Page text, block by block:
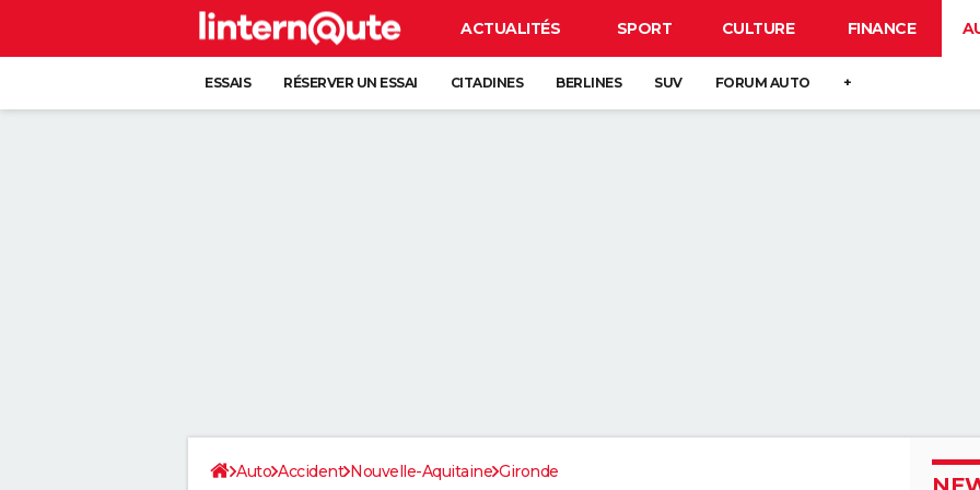
ACTUALITÉS SPORT CULTURE FINANCE
ESSAIS RÉSERVER UN ESSAI CITADINES BERLINES SUV FORUM AUTO +
Auto Accident Nouvelle-Aquitaine Gironde